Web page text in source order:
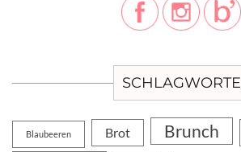
SCHLAGWORTE
Blaubeeren Brot Brunch